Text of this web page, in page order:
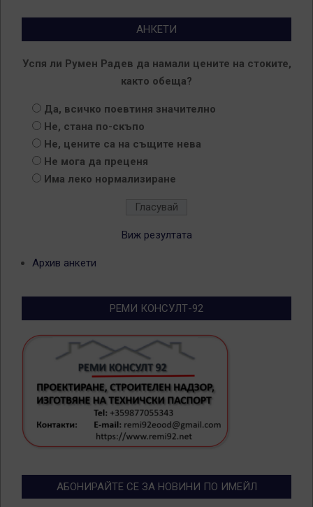
АНКЕТИ
Успя ли Румен Радев да намали цените на стоките,
както обеща?
Да, всичко поевтиня значително
Не, стана по-скъпо
Не, цените са на същите нева
Не мога да преценя
Има леко нормализиране
Виж резултата
Архив анкети
РЕМИ КОНСУЛТ-92
АБОНИРАЙТЕ СЕ ЗА НОВИНИ ПО ИМЕЙЛ